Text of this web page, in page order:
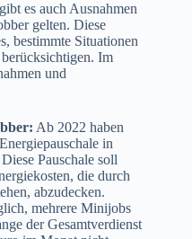
es auch Ausnahmen
gelten. Diese
bestimmte Situationen
Im
und
Ab 2022 haben
in
Pauschale soll
die durch
abzudecken.
mehrere Minijobs
der Gesamtverdienst